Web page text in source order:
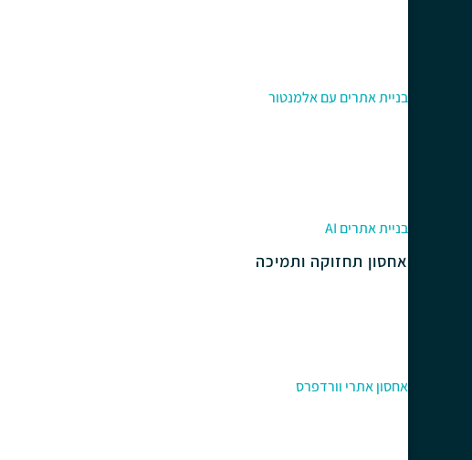
בניית אתרים עם אלמנטור
בניית אתרים AI
אחסון תחזוקה ותמיכה
אחסון אתרי וורדפרס